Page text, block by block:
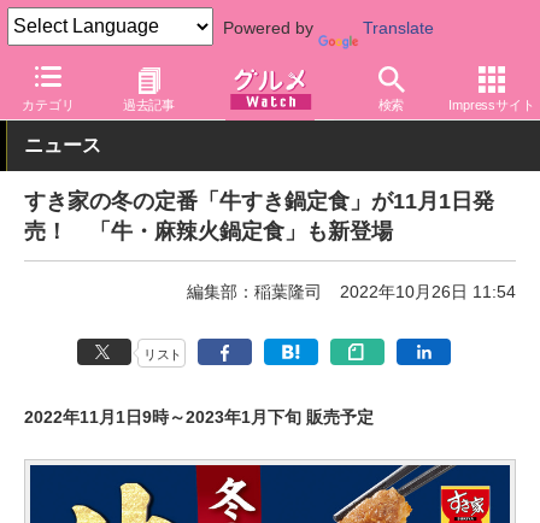
Powered by Translate
カテゴリ 過去記事 検索 Impressサイト
グルメ Watch 店舗 丼もの すき家
ニュース
すき家の冬の定番「牛すき鍋定食」が11月1日発
売！ 「牛・麻辣火鍋定食」も新登場
編集部：稲葉隆司 2022年10月26日 11:54
リスト
2022年11月1日9時～2023年1月下旬 販売予定